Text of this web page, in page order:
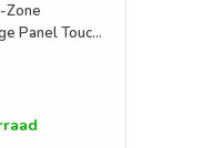
Zone
Panel Touch